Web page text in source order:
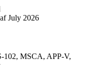
July 2026
102, MSCA, APP-V,